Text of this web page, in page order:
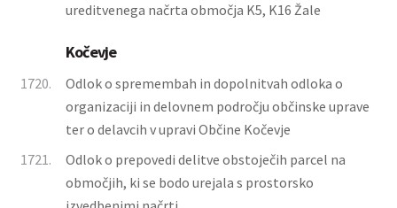
ureditvenega načrta območja K5, K16 Žale
Kočevje
1720.
Odlok o spremembah in dopolnitvah odloka o
organizaciji in delovnem področju občinske uprave
ter o delavcih v upravi Občine Kočevje
1721.
Odlok o prepovedi delitve obstoječih parcel na
območjih, ki se bodo urejala s prostorsko